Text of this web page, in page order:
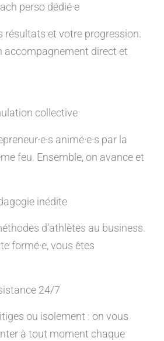
perso dédié·e
résultats et votre progression.
accompagnement direct et
collective
animé·e·s par la
feu. Ensemble, on avance et
inédite
d’athlètes au business.
formé·e, vous êtes
24/7
ou isolement : on vous
à tout moment chaque